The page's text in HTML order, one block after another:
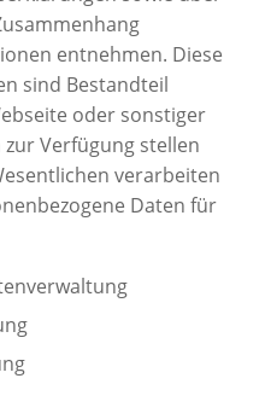
entnehmen. Diese
sind Bestandteil
oder sonstiger
Verfügung stellen
verarbeiten
Daten für